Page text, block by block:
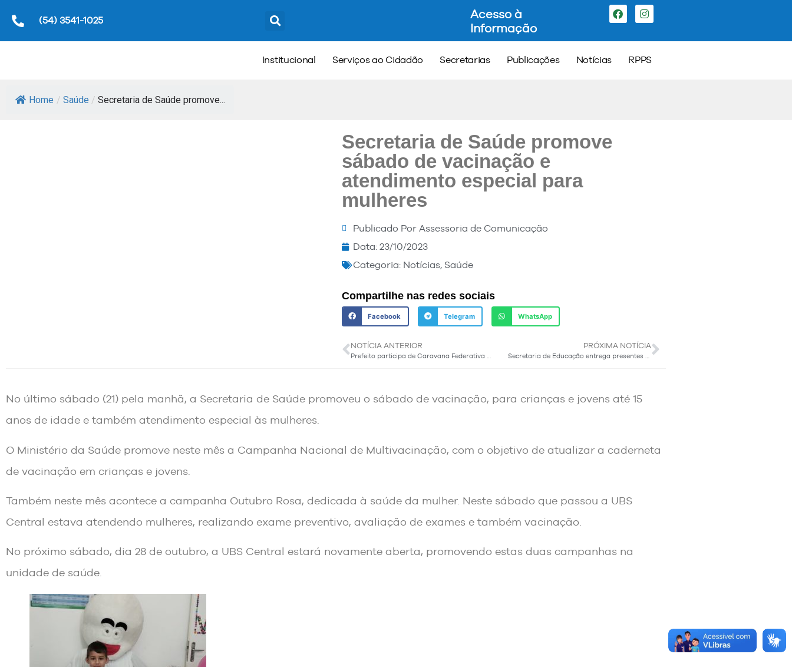
(54) 3541-1025
Acesso à
Informação
Institucional Serviços ao Cidadão Secretarias Publicações Notícias RPPS
Home / Saúde / Secretaria de Saúde promove...
Secretaria de Saúde promove
sábado de vacinação e
atendimento especial para
mulheres
Publicado Por Assessoria de Comunicação
Data: 23/10/2023
Categoria: Notícias, Saúde
Compartilhe nas redes sociais
Facebook Telegram WhatsApp
NOTÍCIA ANTERIOR PRÓXIMA NOTÍCIA
No último sábado (21) pela manhã, a Secretaria de Saúde promoveu o sábado de vacinação, para crianças e jovens até 15
anos de idade e também atendimento especial às mulheres.
O Ministério da Saúde promove neste mês a Campanha Nacional de Multivacinação, com o objetivo de atualizar a caderneta
de vacinação em crianças e jovens.
Também neste mês acontece a campanha Outubro Rosa, dedicada à saúde da mulher. Neste sábado que passou a UBS
Central estava atendendo mulheres, realizando exame preventivo, avaliação de exames e também vacinação.
No próximo sábado, dia 28 de outubro, a UBS Central estará novamente aberta, promovendo estas duas campanhas na
unidade de saúde.